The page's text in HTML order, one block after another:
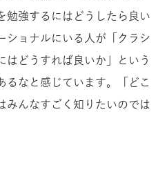
勉強するにはどうしたら良い
ショナルにいる人が「クラシ
はどうすれば良いか」という
るなと感じています。「どこ
みんなすごく知りたいのでは